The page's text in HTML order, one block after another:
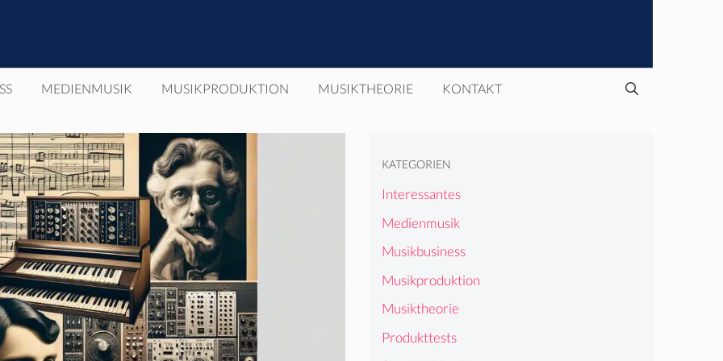
MEDIENMUSIK MUSIKPRODUKTION MUSIKTHEORIE KONTAKT
KATEGORIEN
Interessantes
Medienmusik
Musikbusiness
Musikproduktion
Musiktheorie
Produkttests